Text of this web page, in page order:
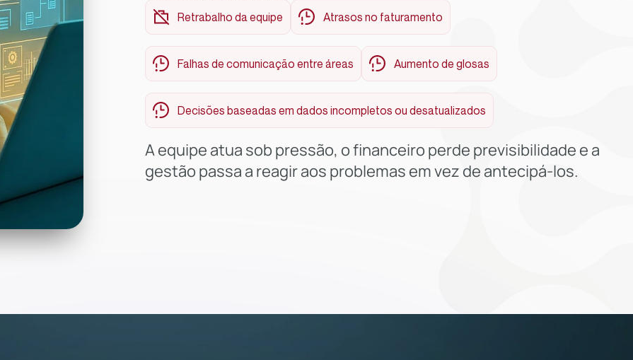
Retrabalho da equipe Atrasos no faturamento
Falhas de comunicação entre áreas Aumento de glosas
Decisões baseadas em dados incompletos ou desatualizados
A equipe atua sob pressão, o financeiro perde previsibilidade e a
gestão passa a reagir aos problemas em vez de antecipá-los.